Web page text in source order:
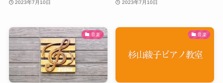
2023年7月10日 2023年7月10日
音楽 音楽